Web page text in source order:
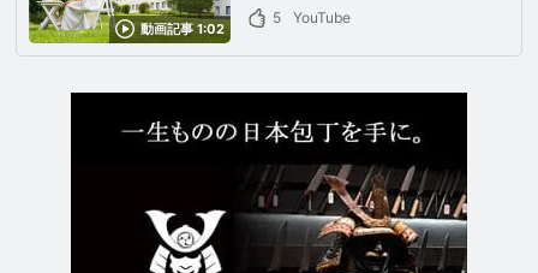
動画記事 1:02
5
YouTube